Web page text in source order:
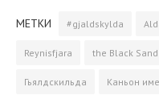
b
o
k
g
r
m
t
e
k
l
s
МЕТКИ #gjaldskylda
Reynisfjara the Black
Гьялдскильда Каньон